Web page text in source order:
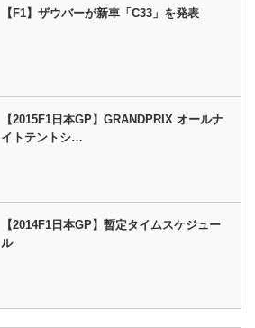
【F1】ザウバーが新車「C33」を発表
【2015F1日本GP】GRANDPRIX オールナ
イトテントシ…
【2014F1日本GP】暫定タイムスケジュー
ル